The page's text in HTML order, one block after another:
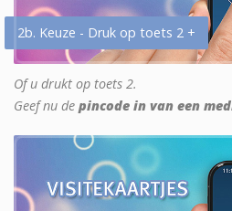
2b. Keuze - Druk op toets 2 +
Of u drukt op toets 2.
Geef nu de pincode in van een